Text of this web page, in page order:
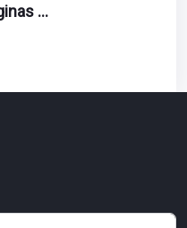
Diseño De Páginas Web. Esto Debe Tener Un Sitio Exitoso.